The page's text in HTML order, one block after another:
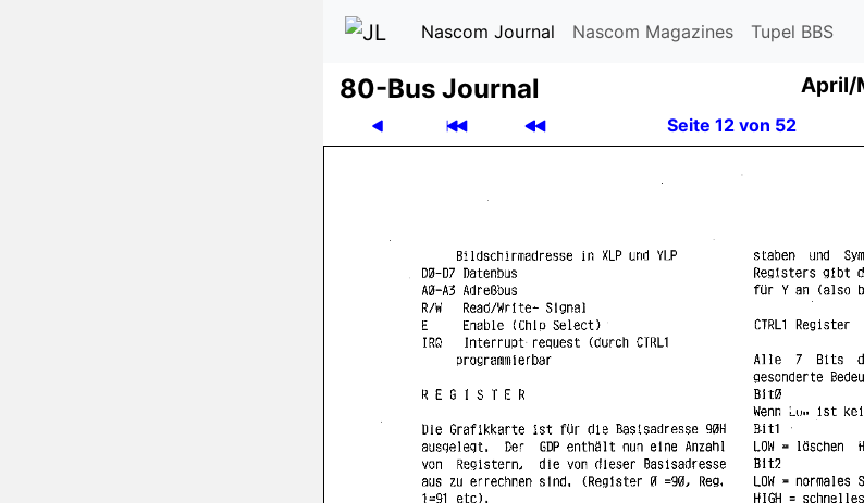
Nascom Journal Nascom Magazines Tupel BBS
80-Bus Journal April/
Seite 12 von 52